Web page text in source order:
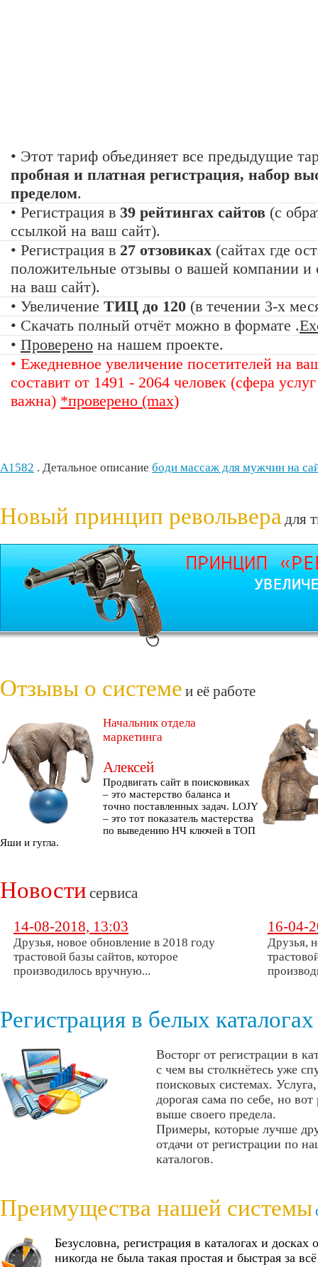
• Этот тариф объединяет все предыдущие
пробная и платная регистрация, набор
пределом.
• Регистрация в 39 рейтингах сайтов (с
ссылкой на ваш сайт).
• Регистрация в 27 отзовиках (сайтах где
положительные отзывы о вашей компании и
на ваш сайт).
• Увеличение ТИЦ до 120 (в течении 3-х
• Скачать полный отчёт можно в формате .
• Проверено на нашем проекте.
• Ежедневное увеличение посетителей на
составит от 1491 - 2064 человек (сфера
важна) *проверено (max)
A1582 . Детальное описание боди массаж для мужчин на
Новый принцип револьверадля
Отзывы о системе и её работе
Начальник отдела
маркетинга
Алексей
Продвигать сайт в поисковиках
– это мастерство баланса и
точно поставленных задач. LOJY
– это тот показатель мастерства
по выведению НЧ ключей в ТОП
Яши и гугла.
Новости сервиса
14-08-2018, 13:03
Друзья, новое обновление в 2018 году
трастовой базы сайтов, которое
производилось вручную...
16-04-
Друзья,
Регистрация в белых каталогах
Восторг от регистрации в
с чем вы столкнётесь уже
поисковых системах.
дорогая сама по себе, но вот
выше своего предела.
Примеры, которые лучше
отдачи от регистрации по
каталогов.
Преимущества нашей системы
Безусловна, регистрация в каталогах и досках
никогда не была такая простая и быстрая за